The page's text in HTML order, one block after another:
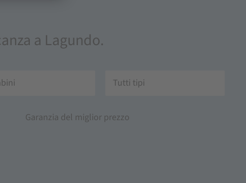
a Lagundo.
Tutti tipi
Garanzia del miglior prezzo